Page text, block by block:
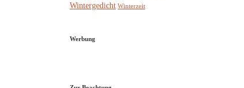
Wintergedicht Winterzeit
Werbung